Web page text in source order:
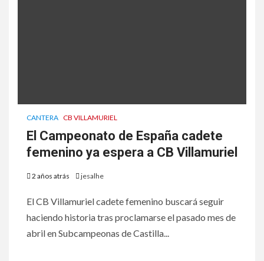
CANTERA CB VILLAMURIEL
El Campeonato de España cadete
femenino ya espera a CB Villamuriel
2 años atrás jesalhe
El CB Villamuriel cadete femenino buscará seguir
haciendo historia tras proclamarse el pasado mes de
abril en Subcampeonas de Castilla...